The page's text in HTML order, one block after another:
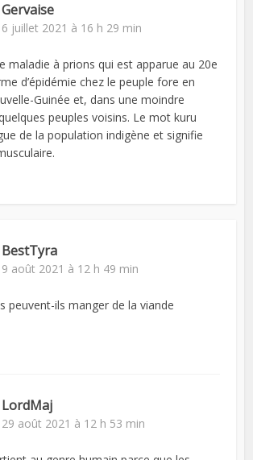
Gervaise
6 juillet 2021 à 16 h 29 min
maladie à prions qui est apparue au 20e
d’épidémie chez le peuple fore en
Guinée et, dans une moindre
peuples voisins. Le mot kuru
de la population indigène et signifie
BestTyra
9 août 2021 à 12 h 49 min
peuvent-ils manger de la viande
LordMaj
29 août 2021 à 12 h 53 min